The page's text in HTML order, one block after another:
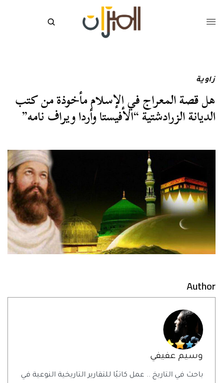
زاوية
هل قصة المعراج في الإسلام مأخوذة من كتب
الديانة الزرادشتية “الأفيستا وأردا ويراف نامه”
Author
وسيم عفيفي
باحث في التاريخ .. عمل كاتبًا للتقارير التاريخية النوعية في